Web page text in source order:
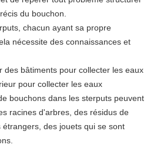
du bouchon.
chacun ayant sa propre
nécessite des connaissances et
des bâtiments pour collecter les eaux
pour collecter les eaux
bouchons dans les sterputs peuvent
racines d'arbres, des résidus de
des jouets qui se sont